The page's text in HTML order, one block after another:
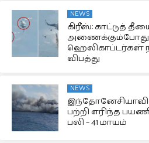
NEWS
கிரீஸ்: காட்டுத்
அணைக்கும்போது
ஹெலிகாப்டர்கள்
விபத்து
NEWS
பற்றி எரிந்த
பலி – 41 மாயம்